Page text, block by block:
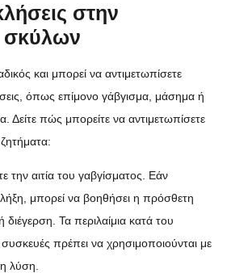
στην
σκύλων
και μπορεί να αντιμετωπίσετε
όπως επίμονο γάβγισμα, μάσημα ή
Δείτε πώς μπορείτε να αντιμετωπίσετε
την αιτία του γαβγίσματος. Εάν
μπορεί να βοηθήσει η πρόσθετη
Τα περιλαίμια κατά του
πρέπει να χρησιμοποιούνται με
λύση.